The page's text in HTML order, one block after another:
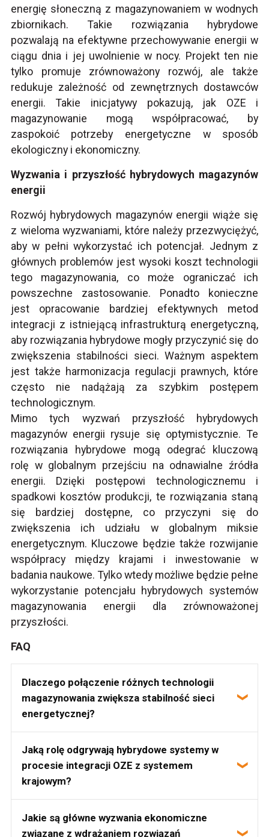
energię słoneczną z magazynowaniem w wodnych
zbiornikach. Takie rozwiązania hybrydowe
pozwalają na efektywne przechowywanie energii w
ciągu dnia i jej uwolnienie w nocy. Projekt ten nie
tylko promuje zrównoważony rozwój, ale także
redukuje zależność od zewnętrznych dostawców
energii. Takie inicjatywy pokazują, jak OZE i
magazynowanie mogą współpracować, by
zaspokoić potrzeby energetyczne w sposób
ekologiczny i ekonomiczny.
Wyzwania i przyszłość hybrydowych magazynów
energii
Rozwój hybrydowych magazynów energii wiąże się
z wieloma wyzwaniami, które należy przezwyciężyć,
aby w pełni wykorzystać ich potencjał. Jednym z
głównych problemów jest wysoki koszt technologii
tego magazynowania, co może ograniczać ich
powszechne zastosowanie. Ponadto konieczne
jest opracowanie bardziej efektywnych metod
integracji z istniejącą infrastrukturą energetyczną,
aby rozwiązania hybrydowe mogły przyczynić się do
zwiększenia stabilności sieci. Ważnym aspektem
jest także harmonizacja regulacji prawnych, które
często nie nadążają za szybkim postępem
technologicznym.
Mimo tych wyzwań przyszłość hybrydowych
magazynów energii rysuje się optymistycznie. Te
rozwiązania hybrydowe mogą odegrać kluczową
rolę w globalnym przejściu na odnawialne źródła
energii. Dzięki postępowi technologicznemu i
spadkowi kosztów produkcji, te rozwiązania staną
się bardziej dostępne, co przyczyni się do
zwiększenia ich udziału w globalnym miksie
energetycznym. Kluczowe będzie także rozwijanie
współpracy między krajami i inwestowanie w
badania naukowe. Tylko wtedy możliwe będzie pełne
wykorzystanie potencjału hybrydowych systemów
magazynowania energii dla zrównoważonej
przyszłości.
FAQ
Dlaczego połączenie różnych technologii
magazynowania zwiększa stabilność sieci
energetycznej?
jak baterie litowo-jonowe i superkondensatory,
umożliwia efektywne zarządzanie przepływem energii,
co zwiększa stabilność sieci energetycznych. Dzięki
temu nadwyżki energii mogą być przechowywane i
wykorzystywane w momencie wzrostu
oraz przerw w dostawach.
Jaką rolę odgrywają hybrydowe systemy w
procesie integracji OZE z systemem
krajowym?
integracji odnawialnych źródeł energii (OZE) z
systemem krajowym poprzez łączenie OZE z
Jakie są główne wyzwania ekonomiczne
związane z wdrażaniem rozwiązań